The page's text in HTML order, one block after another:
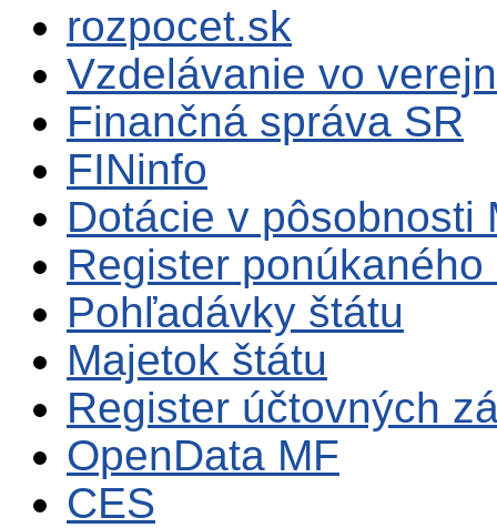
rozpocet.sk
Vzdelávanie vo
Finančná správa SR
FINinfo
Dotácie v pôsobnosti
Register
Pohľadávky štátu
Majetok štátu
Register účtovných
OpenData MF
CES